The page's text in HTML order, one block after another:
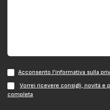
Acconsento l'informativa sulla
Vorrei ricevere consigli, novità e
completa